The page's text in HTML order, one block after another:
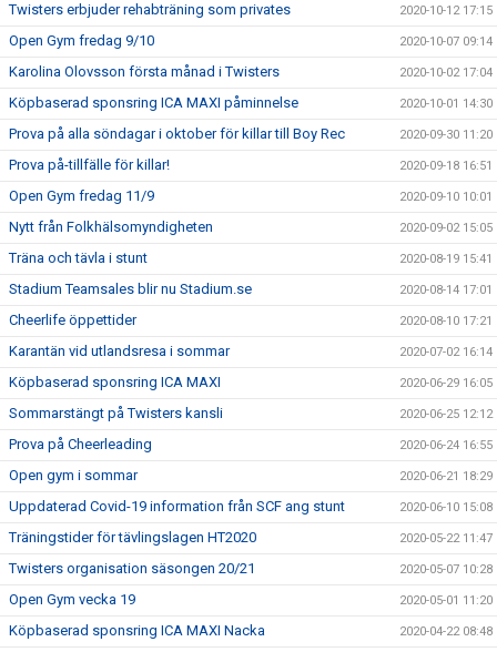
Twisters erbjuder rehabträning som privates 2020-10-12 17:15
Open Gym fredag 9/10 2020-10-07 09:14
Karolina Olovsson första månad i Twisters 2020-10-02 17:04
Köpbaserad sponsring ICA MAXI påminnelse 2020-10-01 14:30
Prova på alla söndagar i oktober för killar till Boy Rec 2020-09-30 11:20
Prova på-tillfälle för killar! 2020-09-18 16:51
Open Gym fredag 11/9 2020-09-10 10:01
Nytt från Folkhälsomyndigheten 2020-09-02 15:05
Träna och tävla i stunt 2020-08-19 15:41
Stadium Teamsales blir nu Stadium.se 2020-08-14 17:01
Cheerlife öppettider 2020-08-10 17:21
Karantän vid utlandsresa i sommar 2020-07-02 16:14
Köpbaserad sponsring ICA MAXI 2020-06-29 16:05
Sommarstängt på Twisters kansli 2020-06-25 12:12
Prova på Cheerleading 2020-06-24 16:55
Open gym i sommar 2020-06-21 18:29
Uppdaterad Covid-19 information från SCF ang stunt 2020-06-10 15:08
Träningstider för tävlingslagen HT2020 2020-05-22 11:47
Twisters organisation säsongen 20/21 2020-05-07 10:28
Open Gym vecka 19 2020-05-01 11:20
Köpbaserad sponsring ICA MAXI Nacka 2020-04-22 08:48